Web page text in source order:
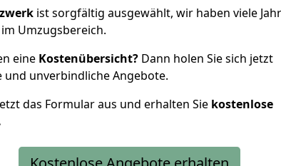
ist sorgfältig ausgewählt, wir haben viele
Umzugsbereich.
eine Kostenübersicht? Dann holen Sie sich jetzt
und unverbindliche Angebote.
das Formular aus und erhalten Sie kostenlose